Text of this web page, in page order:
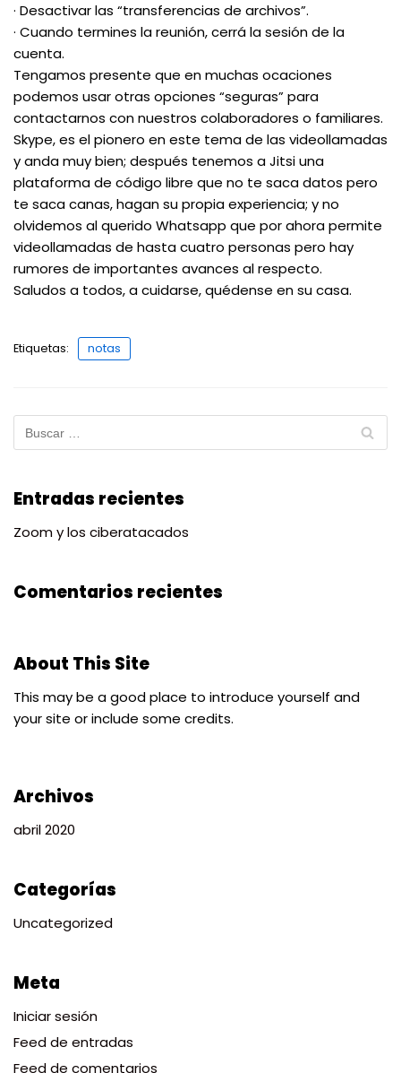
· Desactivar las “transferencias de archivos”.
· Cuando termines la reunión, cerrá la sesión de la
cuenta.
Tengamos presente que en muchas ocaciones
podemos usar otras opciones “seguras” para
contactarnos con nuestros colaboradores o familiares.
Skype, es el pionero en este tema de las videollamadas
y anda muy bien; después tenemos a Jitsi una
plataforma de código libre que no te saca datos pero
te saca canas, hagan su propia experiencia; y no
olvidemos al querido Whatsapp que por ahora permite
videollamadas de hasta cuatro personas pero hay
rumores de importantes avances al respecto.
Saludos a todos, a cuidarse, quédense en su casa.
Etiquetas: notas
Entradas recientes
Zoom y los ciberatacados
Comentarios recientes
About This Site
This may be a good place to introduce yourself and
your site or include some credits.
Archivos
abril 2020
Categorías
Uncategorized
Meta
Iniciar sesión
Feed de entradas
Feed de comentarios